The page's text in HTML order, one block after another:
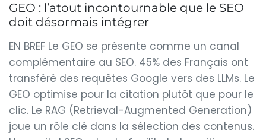
GEO : l’atout incontournable que le SEO
doit désormais intégrer
EN BREF Le GEO se présente comme un canal
complémentaire au SEO. 45% des Français ont
transféré des requêtes Google vers des LLMs. Le
GEO optimise pour la citation plutôt que pour le
clic. Le RAG (Retrieval-Augmented Generation)
joue un rôle clé dans la sélection des contenus.